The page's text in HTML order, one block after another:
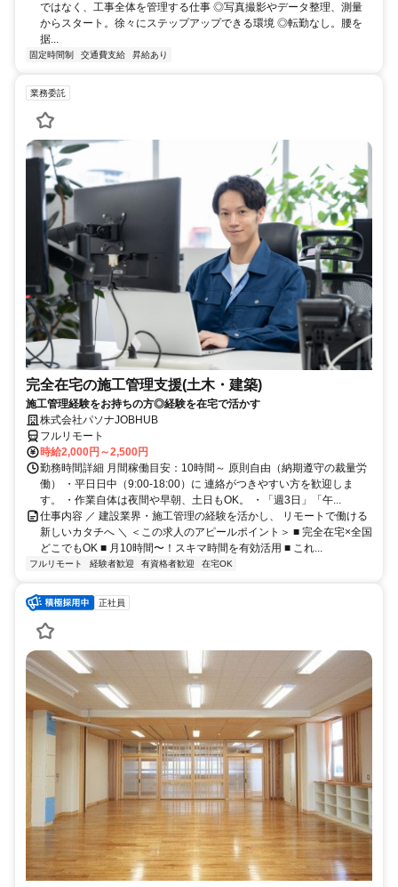
ではなく、工事全体を管理する仕事 ◎写真撮影やデータ整理、測量
からスタート。徐々にステップアップできる環境 ◎転勤なし。腰を
据...
固定時間制 交通費支給 昇給あり
業務委託
完全在宅の施工管理支援(土木・建築)
施工管理経験をお持ちの方◎経験を在宅で活かす
株式会社パソナJOBHUB
フルリモート
時給2,000円～2,500円
勤務時間詳細 月間稼働目安：10時間～ 原則自由（納期遵守の裁量労
働） ・平日日中（9:00-18:00）に 連絡がつきやすい方を歓迎しま
す。 ・作業自体は夜間や早朝、土日もOK。 ・「週3日」「午...
仕事内容 ／ 建設業界・施工管理の経験を活かし、 リモートで働ける
新しいカタチへ ＼ ＜この求人のアピールポイント＞ ■ 完全在宅×全国
どこでもOK ■ 月10時間〜！スキマ時間を有効活用 ■ これ...
フルリモート 経験者歓迎 有資格者歓迎 在宅OK
正社員